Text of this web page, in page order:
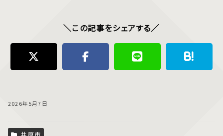
＼この記事をシェアする／
2026年5月7日
井原市